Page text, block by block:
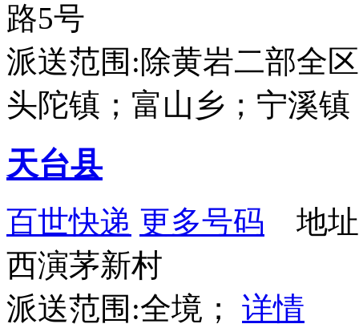
路5号
派送范围:除黄岩二部全
头陀镇；富山乡；宁溪
天台县
百世快递 更多号码 地址
西演茅新村
派送范围:全境； 详情